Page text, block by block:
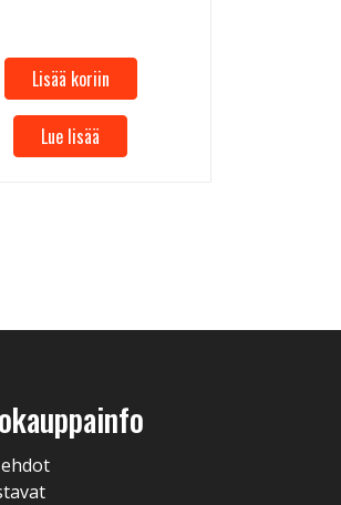
Lisää koriin
Lue lisää